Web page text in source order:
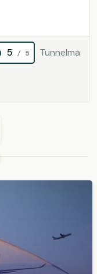
5 / 5 Tunnelma